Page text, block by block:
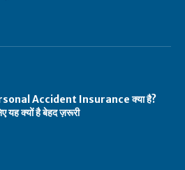
Accident Insurance क्या है?
यह क्यों है बेहद ज़रूरी